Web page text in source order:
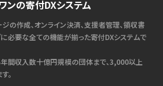
ンの寄付DXシステム
の作成、オンライン決済、支援者管理、領収書
に必要な全ての機能が揃った寄付DXシステムで
間収入数十億円規模の団体まで、3,000以上
。